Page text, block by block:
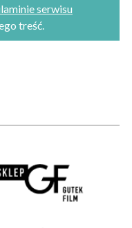
serwisu
treść.